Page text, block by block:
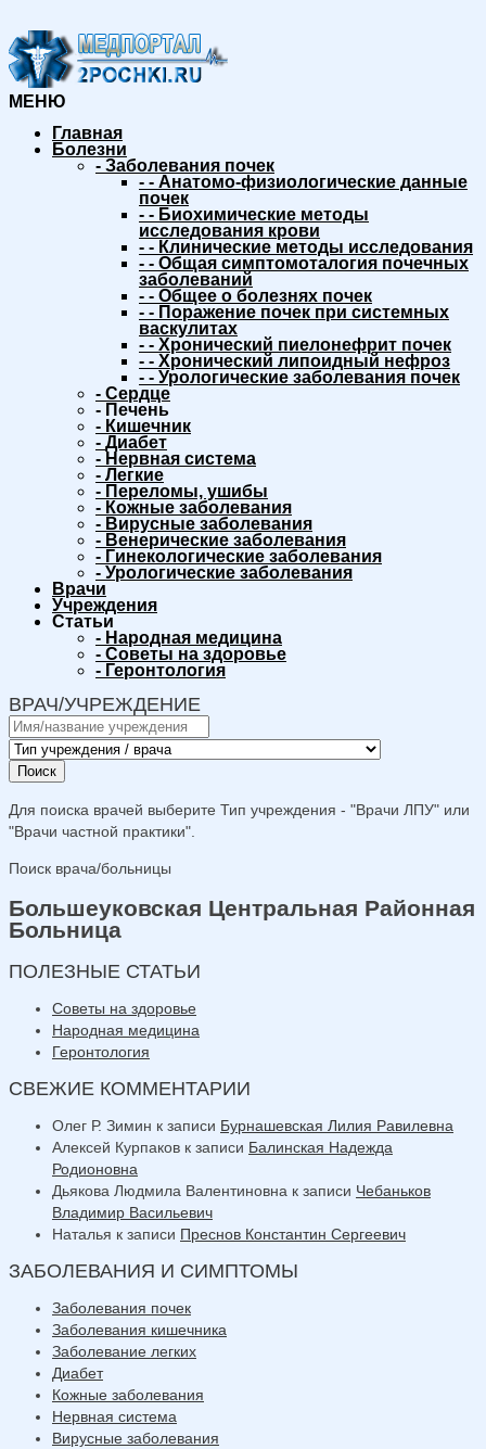
МЕНЮ
Главная
Болезни
- Заболевания почек
- - Анатомо-физиологические данные
почек
- - Биохимические методы
исследования крови
- - Клинические методы исследования
- - Общая симптомоталогия почечных
заболеваний
- - Общее о болезнях почек
- - Поражение почек при системных
васкулитах
- - Хронический пиелонефрит почек
- - Хронический липоидный нефроз
- - Урологические заболевания почек
- Сердце
- Печень
- Кишечник
- Диабет
- Нервная система
- Легкие
- Переломы, ушибы
- Кожные заболевания
- Вирусные заболевания
- Венерические заболевания
- Гинекологические заболевания
- Урологические заболевания
Врачи
Учреждения
Статьи
- Народная медицина
- Советы на здоровье
- Геронтология
ВРАЧ/УЧРЕЖДЕНИЕ
Поиск
Для поиска врачей выберите Тип учреждения - "Врачи ЛПУ" или
"Врачи частной практики".
Поиск врача/больницы
Большеуковская Центральная Районная
Больница
ПОЛЕЗНЫЕ СТАТЬИ
Советы на здоровье
Народная медицина
Геронтология
СВЕЖИЕ КОММЕНТАРИИ
Олег Р. Зимин к записи Бурнашевская Лилия Равилевна
Алексей Курпаков к записи Балинская Надежда
Родионовна
Дьякова Людмила Валентиновна к записи Чебаньков
Владимир Васильевич
Наталья к записи Преснов Константин Сергеевич
ЗАБОЛЕВАНИЯ И СИМПТОМЫ
Заболевания почек
Заболевания кишечника
Заболевание легких
Диабет
Кожные заболевания
Нервная система
Вирусные заболевания